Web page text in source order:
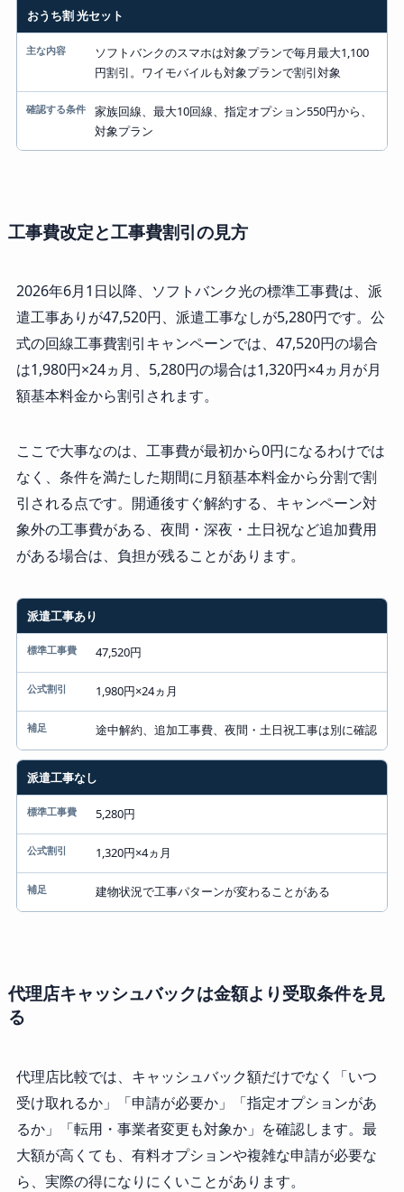
おうち割 光セット
ソフトバンクのスマホは対象プランで毎月最大1,100
円割引。ワイモバイルも対象プランで割引対象
家族回線、最大10回線、指定オプション550円から、
対象プラン
工事費改定と工事費割引の見方
2026年6月1日以降、ソフトバンク光の標準工事費は、派
遣工事ありが47,520円、派遣工事なしが5,280円です。公
式の回線工事費割引キャンペーンでは、47,520円の場合
は1,980円×24ヵ月、5,280円の場合は1,320円×4ヵ月が月
額基本料金から割引されます。
ここで大事なのは、工事費が最初から0円になるわけでは
なく、条件を満たした期間に月額基本料金から分割で割
引される点です。開通後すぐ解約する、キャンペーン対
象外の工事費がある、夜間・深夜・土日祝など追加費用
がある場合は、負担が残ることがあります。
工事パターン
標準工事費
公式割引
注意点
派遣工事あり
47,520円
1,980円×24ヵ月
途中解約、追加工事費、夜間・土日祝工事は別に確認
派遣工事なし
5,280円
1,320円×4ヵ月
建物状況で工事パターンが変わることがある
代理店キャッシュバックは金額より受取条件を見
る
代理店比較では、キャッシュバック額だけでなく「いつ
受け取れるか」「申請が必要か」「指定オプションがあ
るか」「転用・事業者変更も対象か」を確認します。最
大額が高くても、有料オプションや複雑な申請が必要な
ら、実際の得になりにくいことがあります。